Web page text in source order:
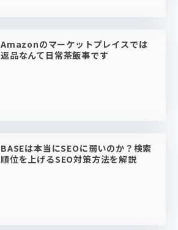
Amazonのマーケットプレイスでは
返品なんて日常茶飯事です
BASEは本当にSEOに弱いのか？検索
順位を上げるSEO対策方法を解説